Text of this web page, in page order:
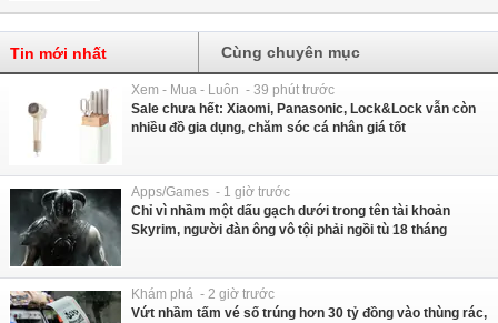
Tin mới nhất Cùng chuyên mục
Xem - Mua - Luôn - 39 phút trước
Sale chưa hết: Xiaomi, Panasonic, Lock&Lock vẫn còn
nhiều đồ gia dụng, chăm sóc cá nhân giá tốt
Apps/Games - 1 giờ trước
Chỉ vì nhầm một dấu gạch dưới trong tên tài khoản
Skyrim, người đàn ông vô tội phải ngồi tù 18 tháng
Khám phá - 2 giờ trước
Vứt nhầm tấm vé số trúng hơn 30 tỷ đồng vào thùng rác,